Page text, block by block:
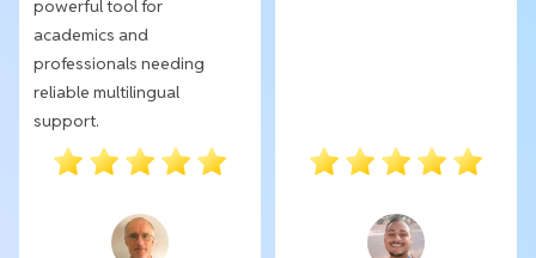
powerful tool for
academics and
professionals needing
reliable multilingual
support.